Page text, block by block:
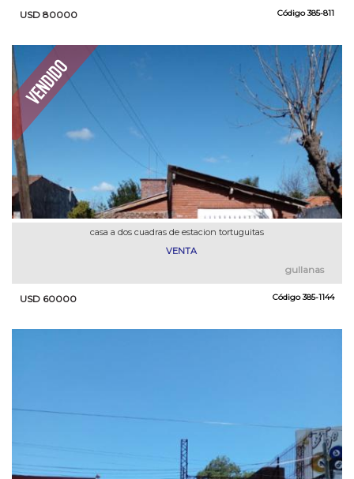
Código385-811
USD 80000
casa a dos cuadras de estacion tortuguitas
VENTA
gullanas
Código385-1144
USD 60000